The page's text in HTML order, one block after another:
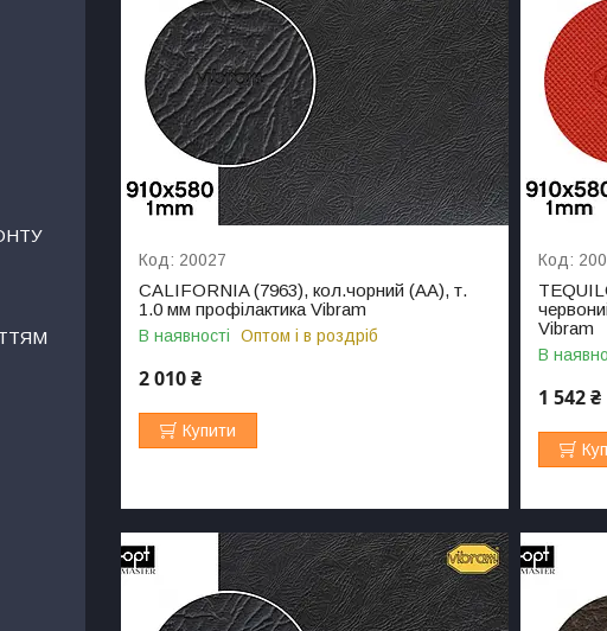
20027
CALIFORNIA (7963), кол.чорний (AA), т.
1.0 мм профілактика Vibram
В наявності Оптом і в роздріб
2 010 ₴
Купити
Vibram
В
1 542 ₴